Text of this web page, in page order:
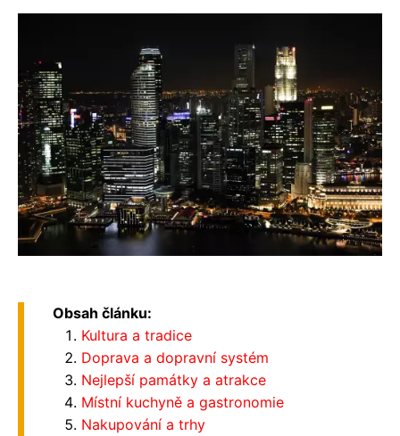
Obsah článku:
Kultura a tradice
Doprava a dopravní systém
Nejlepší památky a atrakce
Místní kuchyně a gastronomie
Nakupování a trhy